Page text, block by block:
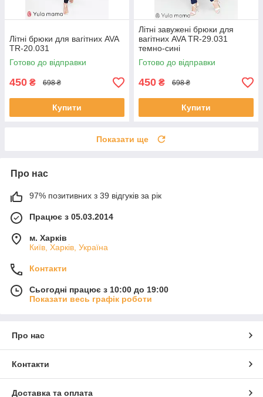
Літні брюки для вагітних AVA
TR-20.031
Готово до відправки
450 ₴ 698 ₴
Купити
Літні завужені брюки для
вагітних AVA TR-29.031
темно-сині
Готово до відправки
450 ₴ 698 ₴
Купити
Показати ще
Про нас
97% позитивних з 39 відгуків за рік
Працює з 05.03.2014
м. Харків
Київ, Харків, Україна
Контакти
Сьогодні працює з 10:00 до 19:00
Показати весь графік роботи
Про нас
Контакти
Доставка та оплата